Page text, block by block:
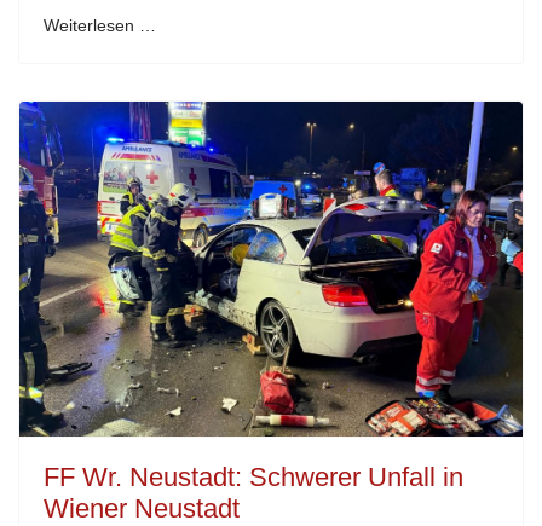
Weiterlesen …
FF Wr. Neustadt: Schwerer Unfall in
Wiener Neustadt